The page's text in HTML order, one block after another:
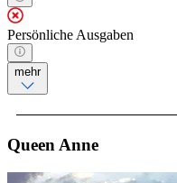
Persönliche Ausgaben
mehr
Queen Anne